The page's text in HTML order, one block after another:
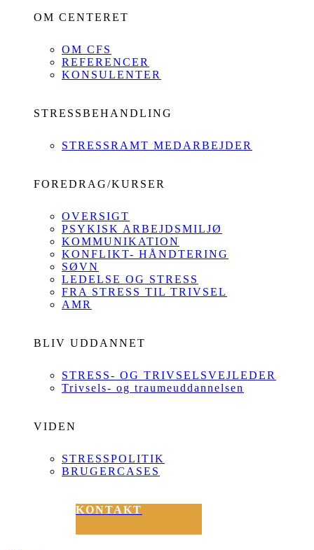
OM CENTERET
OM CFS
REFERENCER
KONSULENTER
STRESSBEHANDLING
STRESSRAMT MEDARBEJDER
FOREDRAG/KURSER
OVERSIGT
PSYKISK ARBEJDSMILJØ
KOMMUNIKATION
KONFLIKT- HÅNDTERING
SØVN
LEDELSE OG STRESS
FRA STRESS TIL TRIVSEL
AMR
BLIV UDDANNET
STRESS- OG TRIVSELSVEJLEDER
Trivsels- og traumeuddannelsen
VIDEN
STRESSPOLITIK
BRUGERCASES
KONTAKT